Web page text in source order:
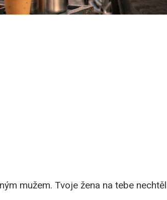
mužem. Tvoje žena na tebe